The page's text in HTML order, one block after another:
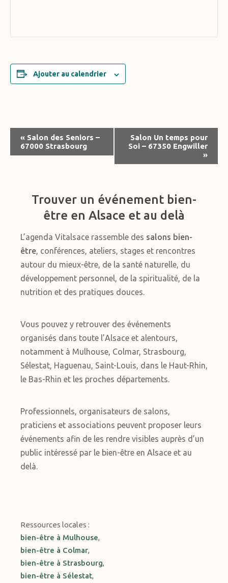
Ajouter au calendrier
Navigation
Évènement
« Salon des Seniors –
67000 Strasbourg
Salon Un temps pour
Soi – 67350 Engwiller
»
Trouver un événement bien-
être en Alsace et au delà
L’agenda Vitalsace rassemble des salons bien-
être, conférences, ateliers, stages et rencontres
autour du mieux-être, de la santé naturelle, du
développement personnel, de la spiritualité, de la
nutrition et des pratiques douces.
Vous pouvez y retrouver des événements
organisés dans toute l’Alsace et alentours,
notamment à Mulhouse, Colmar, Strasbourg,
Sélestat, Haguenau, Saint-Louis, dans le Haut-Rhin,
le Bas-Rhin et les proches départements.
Professionnels, organisateurs de salons,
praticiens et associations peuvent proposer leurs
événements afin de les rendre visibles auprès d’un
public intéressé par le bien-être en Alsace et au
delà.
Ressources locales :
bien-être à Mulhouse,
bien-être à Colmar,
bien-être à Strasbourg,
bien-être à Sélestat,